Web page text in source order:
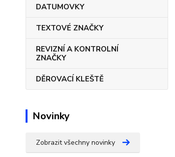
DATUMOVKY
TEXTOVÉ ZNAČKY
REVIZNÍ A KONTROLNÍ
ZNAČKY
DĚROVACÍ KLEŠTĚ
Novinky
Zobrazit všechny novinky